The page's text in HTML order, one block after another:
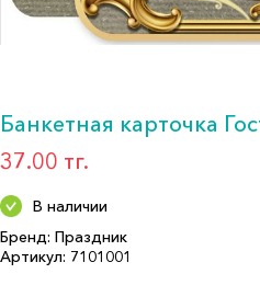
Банкетная карточка
37.00 тг.
В наличии
Бренд: Праздник
Артикул: 7101001